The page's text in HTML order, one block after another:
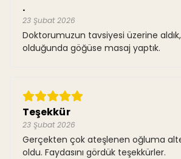
.
23 Şubat 2026
Doktorumuzun tavsiyesi üzerine
olduğunda göğüse masaj yaptık.
Teşekkür
23 Şubat 2026
Gerçekten çok ateşlenen oğluma
oldu. Faydasını gördük teşekkürler.